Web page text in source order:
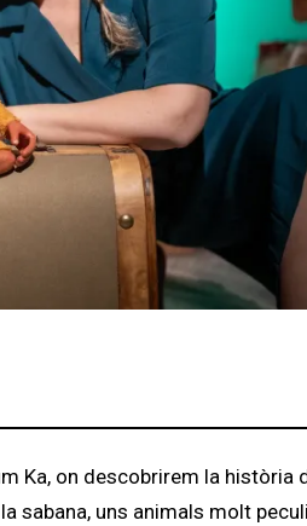
Ka, on descobrirem la història
sabana, uns animals molt